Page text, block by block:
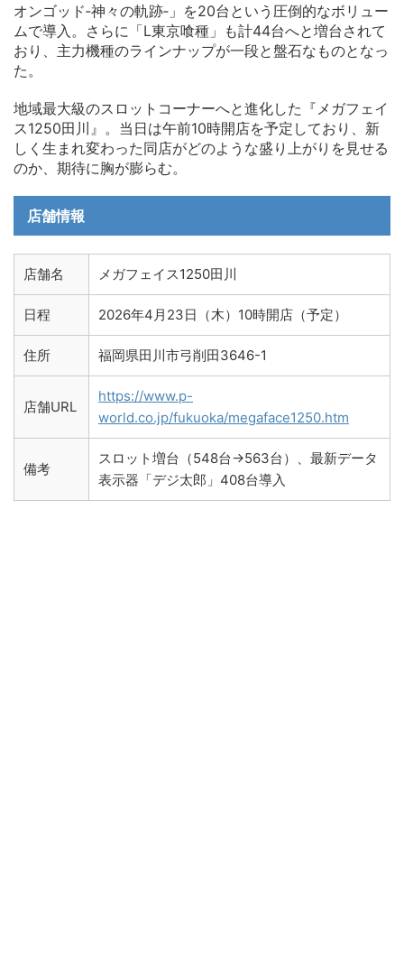
オンゴッド‐神々の軌跡‐」を20台という圧倒的なボリュー
ムで導入。さらに「L東京喰種」も計44台へと増台されて
おり、主力機種のラインナップが一段と盤石なものとなっ
た。
地域最大級のスロットコーナーへと進化した『メガフェイ
ス1250田川』。当日は午前10時開店を予定しており、新
しく生まれ変わった同店がどのような盛り上がりを見せる
のか、期待に胸が膨らむ。
店舗情報
店舗名 メガフェイス1250田川
日程 2026年4月23日（木）10時開店（予定）
住所 福岡県田川市弓削田3646-1
店舗URL
https://www.p-
world.co.jp/fukuoka/megaface1250.htm
備考
スロット増台（548台→563台）、最新データ
表示器「デジ太郎」408台導入